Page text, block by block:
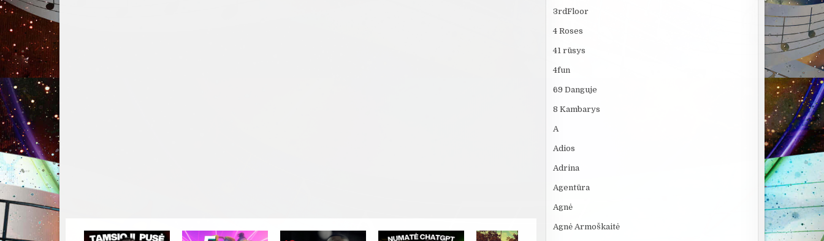
3rdFloor
4 Roses
41 rūsys
4fun
69 Danguje
8 Kambarys
A
Adios
Adrina
Agentūra
Agnė
Agnė Armoškaitė